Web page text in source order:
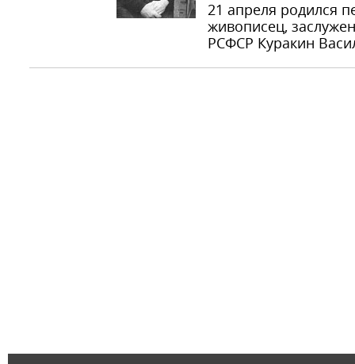
21 апреля родился
живописец,
РСФСР Куракин